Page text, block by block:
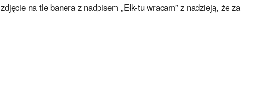
na tle banera z nadpisem „Ełk-tu wracam” z nadzieją, że za